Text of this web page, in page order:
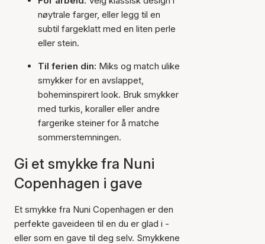
nøytrale farger, eller legg til en
subtil fargeklatt med en liten perle
eller stein.
Til ferien din: Miks og match ulike
smykker for en avslappet,
boheminspirert look. Bruk smykker
med turkis, koraller eller andre
fargerike steiner for å matche
sommerstemningen.
Gi et smykke fra Nuni
Copenhagen i gave
Et smykke fra Nuni Copenhagen er den
perfekte gaveideen til en du er glad i -
eller som en gave til deg selv. Smykkene